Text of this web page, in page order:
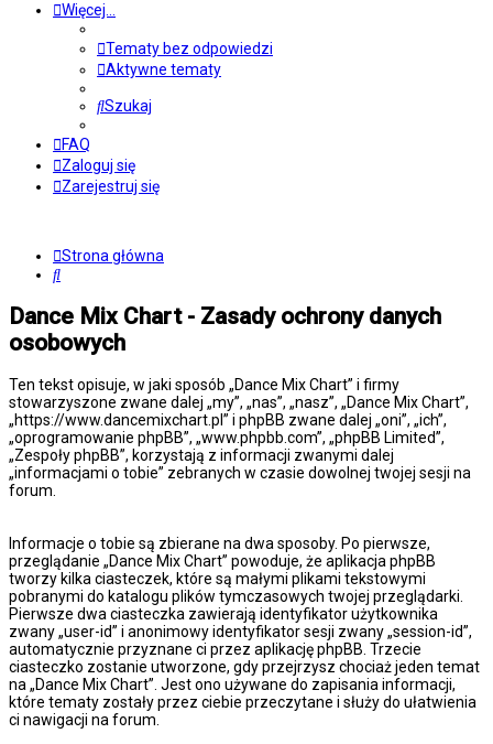
Więcej…
Tematy bez odpowiedzi
Aktywne tematy
Szukaj
FAQ
Zaloguj się
Zarejestruj się
Strona główna
Szukaj
Dance Mix Chart - Zasady ochrony danych
osobowych
Ten tekst opisuje, w jaki sposób „Dance Mix Chart” i firmy
stowarzyszone zwane dalej „my”, „nas”, „nasz”, „Dance Mix Chart”,
„https://www.dancemixchart.pl” i phpBB zwane dalej „oni”, „ich”,
„oprogramowanie phpBB”, „www.phpbb.com”, „phpBB Limited”,
„Zespoły phpBB”, korzystają z informacji zwanymi dalej
„informacjami o tobie” zebranych w czasie dowolnej twojej sesji na
forum.
Informacje o tobie są zbierane na dwa sposoby. Po pierwsze,
przeglądanie „Dance Mix Chart” powoduje, że aplikacja phpBB
tworzy kilka ciasteczek, które są małymi plikami tekstowymi
pobranymi do katalogu plików tymczasowych twojej przeglądarki.
Pierwsze dwa ciasteczka zawierają identyfikator użytkownika
zwany „user-id” i anonimowy identyfikator sesji zwany „session-id”,
automatycznie przyznane ci przez aplikację phpBB. Trzecie
ciasteczko zostanie utworzone, gdy przejrzysz chociaż jeden temat
na „Dance Mix Chart”. Jest ono używane do zapisania informacji,
które tematy zostały przez ciebie przeczytane i służy do ułatwienia
ci nawigacji na forum.